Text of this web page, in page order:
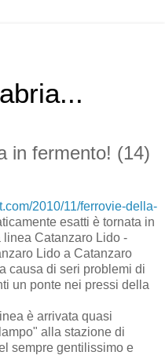
in fermento! (14)
2010/11/ferrovie-della-
esatti è tornata in
Catanzaro Lido -
Lido a Catanzaro
causa di seri problemi di
un ponte nei pressi della
è arrivata quasi
alla stazione di
sempre gentilissimo e